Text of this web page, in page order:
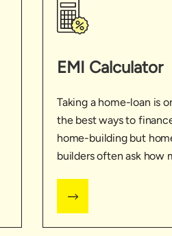
EMI Calculator
Taking a home-loan is
the best ways to
home-building but
builders often ask how
the EMI Calculator, you
you better plan your